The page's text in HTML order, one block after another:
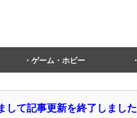
ゲーム・ホビー
して記事更新を終了しました